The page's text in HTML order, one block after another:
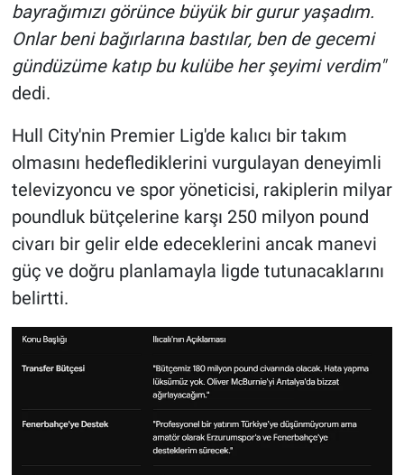
bayrağımızı görünce büyük bir gurur yaşadım.
Onlar beni bağırlarına bastılar, ben de gecemi
gündüzüme katıp bu kulübe her şeyimi verdim"
dedi.
Hull City'nin Premier Lig'de kalıcı bir takım
olmasını hedeflediklerini vurgulayan deneyimli
televizyoncu ve spor yöneticisi, rakiplerin milyar
poundluk bütçelerine karşı 250 milyon pound
civarı bir gelir elde edeceklerini ancak manevi
güç ve doğru planlamayla ligde tutunacaklarını
belirtti.